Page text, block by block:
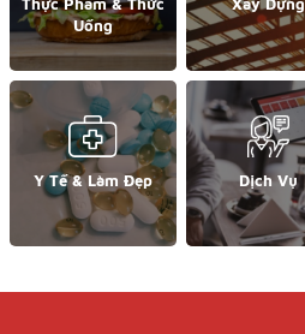
Thực Phẩm & Thức
Uống
Xây Dựng
Y Tế & Làm Đẹp Dịch Vụ